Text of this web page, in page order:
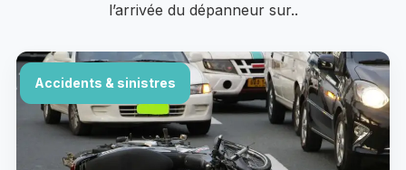
l’arrivée du dépanneur sur..
Accidents & sinistres